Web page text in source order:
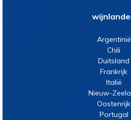
Argentinië
Chili
Duitsland
Frankrijk
Italië
Nieuw-
Oostenrijk
Portugal